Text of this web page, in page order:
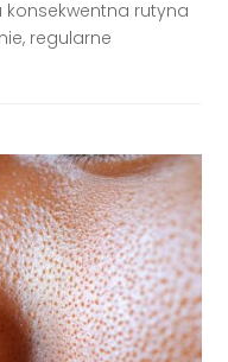
konsekwentna rutyna
regularne